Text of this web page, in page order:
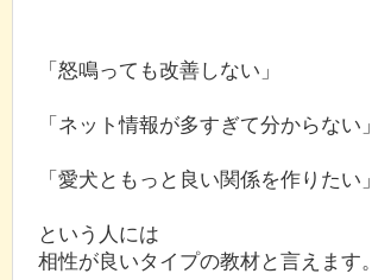
「怒鳴っても改善しない」
「ネット情報が多すぎて分からない」
「愛犬ともっと良い関係を作りたい」
という人には
相性が良いタイプの教材と言えます。